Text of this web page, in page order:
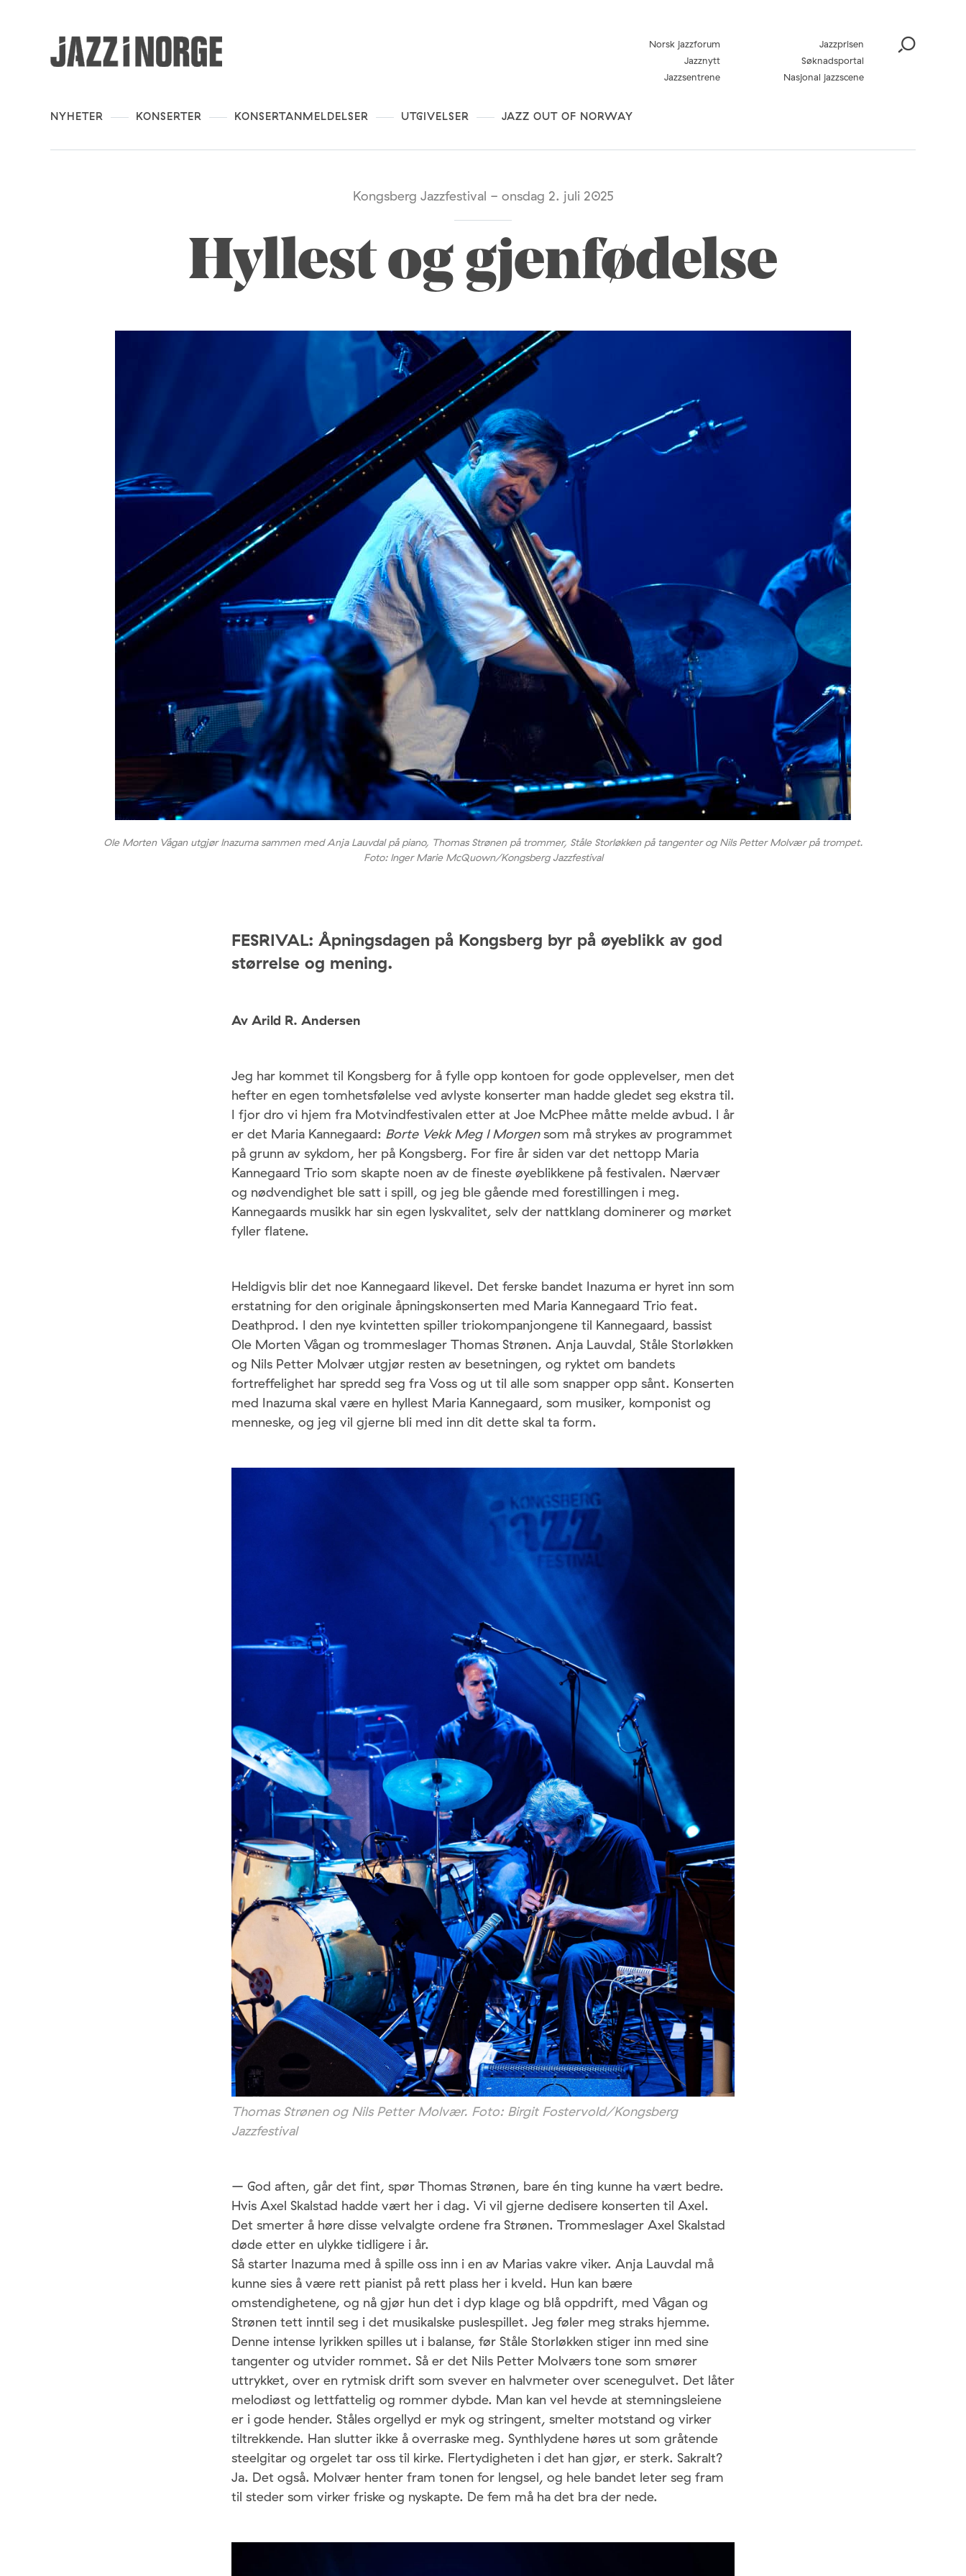
NYHETER KONSERTER KONSERTANMELDELSER UTGIVELSER JAZZ OUT OF NORWAY
Norsk jazzforum
Jazzprisen
Jazznytt
Søknadsportal
Jazzsentrene
Nasjonal jazzscene
Kongsberg Jazzfestival - onsdag 2. juli 2025
Hyllest og gjenfødelse
Ole Morten Vågan utgjør Inazuma sammen med Anja Lauvdal på piano, Thomas Strønen på trommer, Ståle Storløkken på tangenter og Nils Petter Molvær på trompet.
Foto: Inger Marie McQuown/Kongsberg Jazzfestival
FESRIVAL: Åpningsdagen på Kongsberg byr på øyeblikk av god
størrelse og mening.
Av Arild R. Andersen
Jeg har kommet til Kongsberg for å fylle opp kontoen for gode opplevelser, men det
hefter en egen tomhetsfølelse ved avlyste konserter man hadde gledet seg ekstra til.
I fjor dro vi hjem fra Motvindfestivalen etter at Joe McPhee måtte melde avbud. I år
er det Maria Kannegaard: Borte Vekk Meg I Morgensom må strykes av programmet
på grunn av sykdom, her på Kongsberg. For fire år siden var det nettopp Maria
Kannegaard Trio som skapte noen av de fineste øyeblikkene på festivalen. Nærvær
og nødvendighet ble satt i spill, og jeg ble gående med forestillingen i meg.
Kannegaards musikk har sin egen lyskvalitet, selv der nattklang dominerer og mørket
fyller flatene.
Heldigvis blir det noe Kannegaard likevel. Det ferske bandet Inazuma er hyret inn som
erstatning for den originale åpningskonserten med Maria Kannegaard Trio feat.
Deathprod. I den nye kvintetten spiller triokompanjongene til Kannegaard, bassist
Ole Morten Vågan og trommeslager Thomas Strønen. Anja Lauvdal, Ståle Storløkken
og Nils Petter Molvær utgjør resten av besetningen, og ryktet om bandets
fortreffelighet har spredd seg fra Voss og ut til alle som snapper opp sånt. Konserten
med Inazuma skal være en hyllest Maria Kannegaard, som musiker, komponist og
menneske, og jeg vil gjerne bli med inn dit dette skal ta form.
Thomas Strønen og Nils Petter Molvær. Foto: Birgit Fostervold/Kongsberg
Jazzfestival
– God aften, går det fint, spør Thomas Strønen, bare én ting kunne ha vært bedre.
Hvis Axel Skalstad hadde vært her i dag. Vi vil gjerne dedisere konserten til Axel.
Det smerter å høre disse velvalgte ordene fra Strønen. Trommeslager Axel Skalstad
døde etter en ulykke tidligere i år.
Så starter Inazuma med å spille oss inn i en av Marias vakre viker. Anja Lauvdal må
kunne sies å være rett pianist på rett plass her i kveld. Hun kan bære
omstendighetene, og nå gjør hun det i dyp klage og blå oppdrift, med Vågan og
Strønen tett inntil seg i det musikalske puslespillet. Jeg føler meg straks hjemme.
Denne intense lyrikken spilles ut i balanse, før Ståle Storløkken stiger inn med sine
tangenter og utvider rommet. Så er det Nils Petter Molværs tone som smører
uttrykket, over en rytmisk drift som svever en halvmeter over scenegulvet. Det låter
melodiøst og lettfattelig og rommer dybde. Man kan vel hevde at stemningsleiene
er i gode hender. Ståles orgellyd er myk og stringent, smelter motstand og virker
tiltrekkende. Han slutter ikke å overraske meg. Synthlydene høres ut som gråtende
steelgitar og orgelet tar oss til kirke. Flertydigheten i det han gjør, er sterk. Sakralt?
Ja. Det også. Molvær henter fram tonen for lengsel, og hele bandet leter seg fram
til steder som virker friske og nyskapte. De fem må ha det bra der nede.